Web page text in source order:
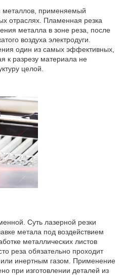
применяемый
отраслях. Пламенная резка
металла в зоне реза, после
воздуха электродуги.
один из самых эффективных,
к разрезу материала не
целой.
Суть лазерной резки
метала под воздействием
металлических листов
реза обязательно проходит
инертным газом. Применение
при изготовлении деталей из